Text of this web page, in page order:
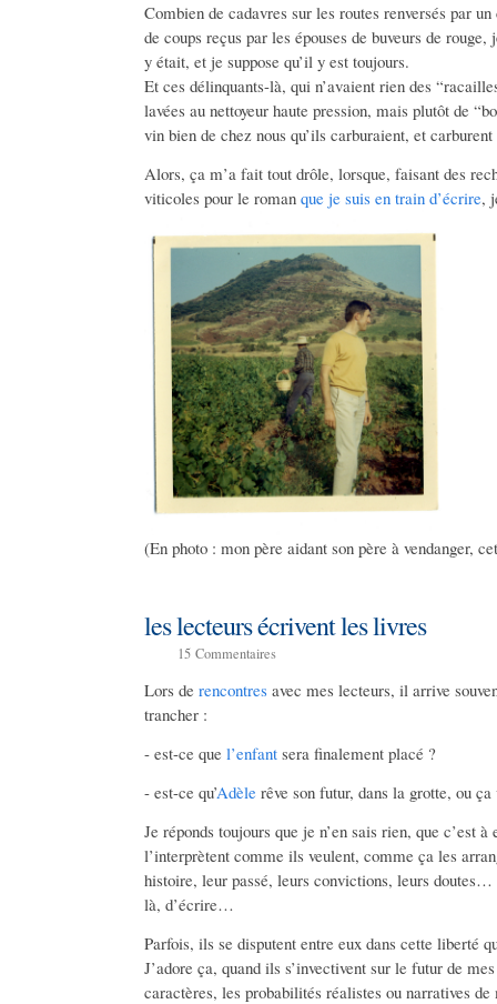
Combien de cadavres sur les routes renversés par
de coups reçus par les épouses de buveurs de
y était, et je suppose qu’il y est toujours.
Et ces délinquants-là, qui n’avaient rien des
lavées au nettoyeur haute pression, mais plutôt de
vin bien de chez nous qu’ils carburaient, et
Alors, ça m’a fait tout drôle, lorsque, faisant des
viticoles pour le roman que je suis en train d’écrire,
(En photo : mon père aidant son père à vendanger,
les lecteurs écrivent les livres
15 Commentaires
Lors de rencontres avec mes lecteurs, il arrive
trancher :
- est-ce que l’enfant sera finalement placé ?
- est-ce qu’Adèle rêve son futur, dans la grotte, ou
Je réponds toujours que je n’en sais rien, que c’est
l’interprètent comme ils veulent, comme ça les
histoire, leur passé, leurs convictions, leurs doutes…
là, d’écrire…
Parfois, ils se disputent entre eux dans cette liberté
J’adore ça, quand ils s’invectivent sur le futur de
caractères, les probabilités réalistes ou narratives de